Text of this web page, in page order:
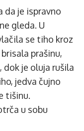
da je ispravno
gleda. U
se tiho kroz
prašinu,
dok je oluja rušila
jedva čujno
tišinu.
u sobu